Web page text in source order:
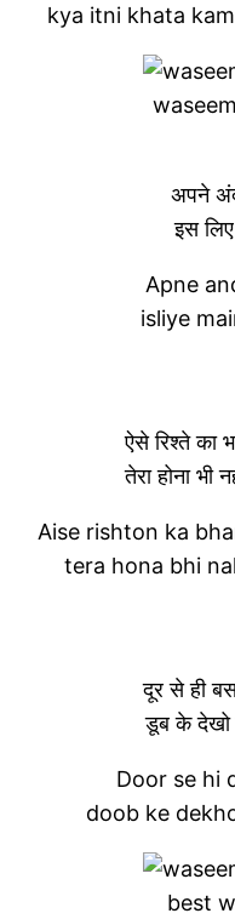
kya itni khata
अपने
इस
Apne
isliye
ऐसे रिश्ते का
तेरा होना भी
Aise rishton ka
tera hona bhi
दूर से ही बस
डूब के देखो
Door se hi
doob ke
best